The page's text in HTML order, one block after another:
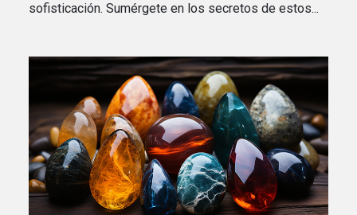
sofisticación. Sumérgete en los secretos de estos...